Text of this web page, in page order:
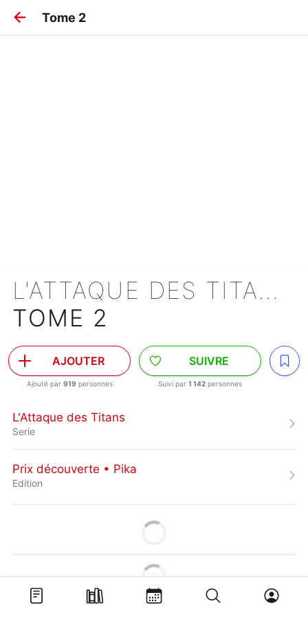
Tome 2
L'ATTAQUE DES TITANS
TOME 2
AJOUTER
Ajouté par 919 personnes
SUIVRE
Suivi par 1 142 personnes
L'Attaque des Titans
Serie
Prix découverte • Pika
Edition